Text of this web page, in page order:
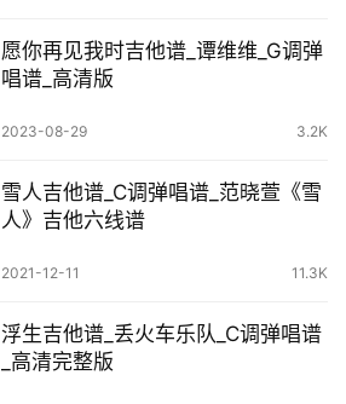
愿你再见我时吉他谱_谭维维_G调弹
唱谱_高清版
2023-08-29 3.2K
雪人吉他谱_C调弹唱谱_范晓萱《雪
人》吉他六线谱
2021-12-11 11.3K
浮生吉他谱_丢火车乐队_C调弹唱谱
_高清完整版